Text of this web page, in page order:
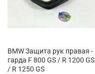
BMW Защита рук правая -
гарда F 800 GS / R 1200 GS
/ R 1250 GS